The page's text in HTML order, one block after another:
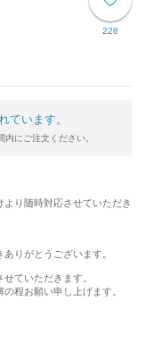
228
ています。
にご注文ください。
り随時対応させていただき
りがとうございます。
ていただきます。
程お願い申し上げます。